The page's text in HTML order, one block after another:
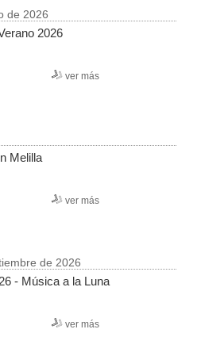
de 2026
2026
ver más
Melilla
ver más
de 2026
- Música a la Luna
ver más